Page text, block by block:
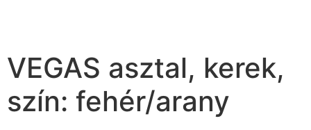
VEGAS asztal, kerek,
szín: fehér/arany